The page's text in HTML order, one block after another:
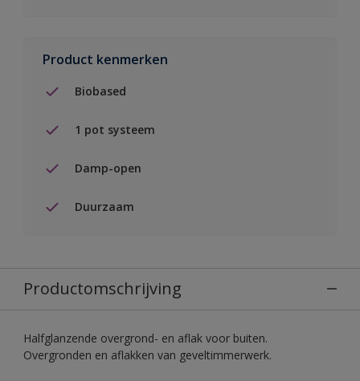
Product kenmerken
Biobased
1 pot systeem
Damp-open
Duurzaam
Productomschrijving
Halfglanzende overgrond- en aflak voor buiten.
Overgronden en aflakken van geveltimmerwerk.